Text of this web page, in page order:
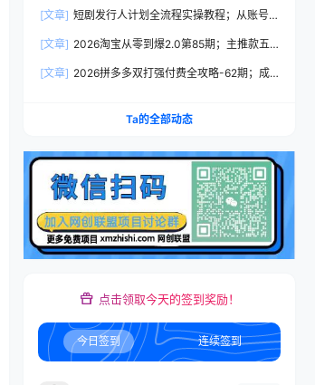
出高流量真实感内容
[文章] 短剧发行人计划全流程实操教程；从账号
手出单
[文章] 2026淘宝从零到爆2.0第85期；主推款五
基础权重
[文章] 2026拼多多双打强付费全攻略-62期；成
Ta的全部动态
点击领取今天的签到奖励！
今日签到 连续签到